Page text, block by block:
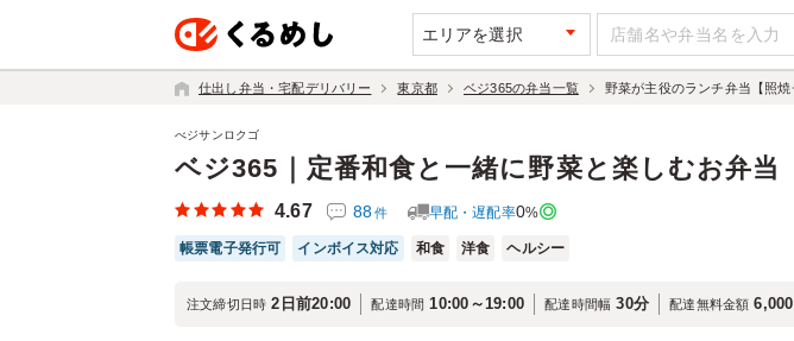
エリアを選択
仕出し弁当・宅配デリバリー 東京都 ベジ365の弁当一覧 野菜が主役のランチ弁当【照焼
ベジ365｜定番和食と一緒に野菜と楽しむお弁当
べジサンロクゴ
4.67 88件 早配・遅配率0%
帳票電子発行可 インボイス対応 和食 洋食 ヘルシー
注文締切日時 2日前20:00 配達時間 10:00～19:00 配達時間幅 30分 配達無料金額